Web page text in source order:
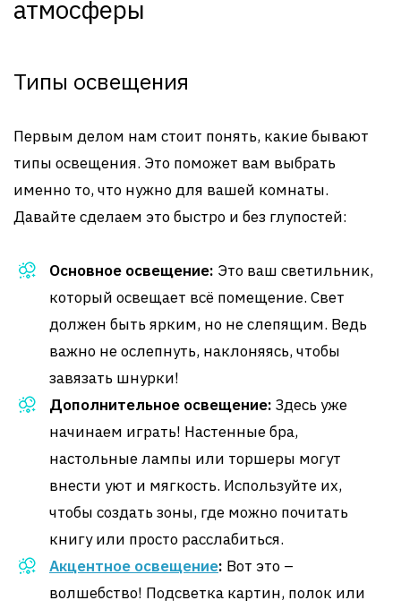
атмосферы
Типы освещения
Первым делом нам стоит понять, какие бывают
типы освещения. Это поможет вам выбрать
именно то, что нужно для вашей комнаты.
Давайте сделаем это быстро и без глупостей:
Основное освещение: Это ваш светильник,
который освещает всё помещение. Свет
должен быть ярким, но не слепящим. Ведь
важно не ослепнуть, наклоняясь, чтобы
завязать шнурки!
Дополнительное освещение: Здесь уже
начинаем играть! Настенные бра,
настольные лампы или торшеры могут
внести уют и мягкость. Используйте их,
чтобы создать зоны, где можно почитать
книгу или просто расслабиться.
Акцентное освещение: Вот это –
волшебство! Подсветка картин, полок или